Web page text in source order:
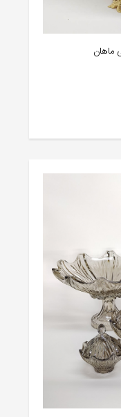
ماهان